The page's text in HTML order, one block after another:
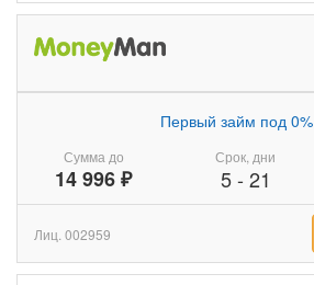
Сумма до
14 996 ₽
Первый займ под 0%
Срок, дни
5- 21
Лиц. 002959